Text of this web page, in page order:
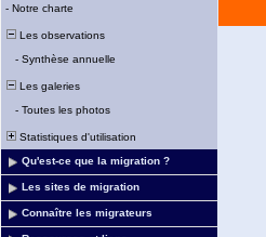
- Notre charte
Les observations
- Synthèse annuelle
Les galeries
- Toutes les photos
Statistiques d'utilisation
Qu'est-ce que la migration ?
Les sites de migration
Connaître les migrateurs